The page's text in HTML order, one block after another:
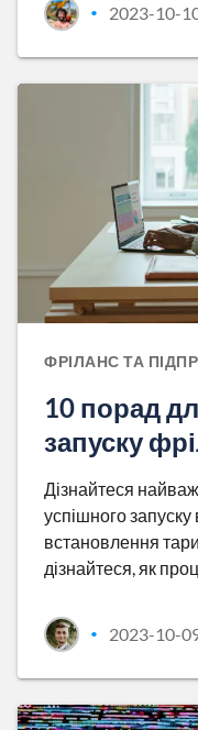
• 2023-10-
ФРІЛАНС ТА
10 порад
запуску
Дізнайтеся
успішного
встановлення
дізнайтеся, як
• 2023-10-